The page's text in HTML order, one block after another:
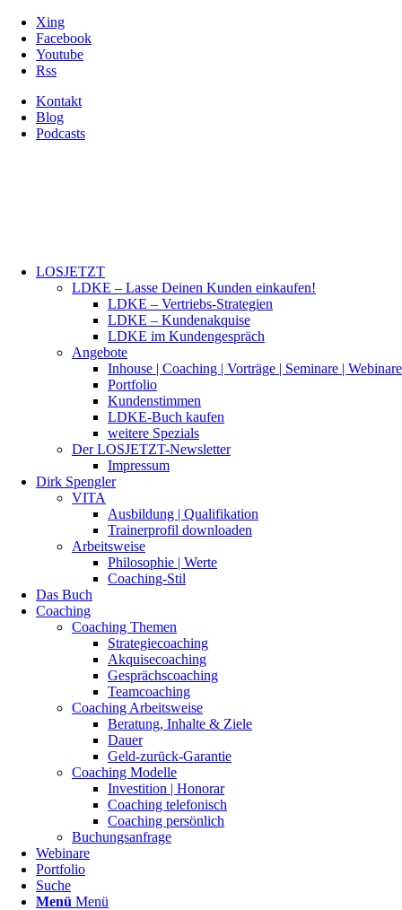
Xing
Facebook
Youtube
Rss
Kontakt
Blog
Podcasts
LOSJETZT
LDKE – Lasse Deinen Kunden einkaufen!
LDKE – Vertriebs-Strategien
LDKE – Kundenakquise
LDKE im Kundengespräch
Angebote
Inhouse | Coaching | Vorträge | Seminare | Webinare
Portfolio
Kundenstimmen
LDKE-Buch kaufen
weitere Spezials
Der LOSJETZT-Newsletter
Impressum
Dirk Spengler
VITA
Ausbildung | Qualifikation
Trainerprofil downloaden
Arbeitsweise
Philosophie | Werte
Coaching-Stil
Das Buch
Coaching
Coaching Themen
Strategiecoaching
Akquisecoaching
Gesprächscoaching
Teamcoaching
Coaching Arbeitsweise
Beratung, Inhalte & Ziele
Dauer
Geld-zurück-Garantie
Coaching Modelle
Investition | Honorar
Coaching telefonisch
Coaching persönlich
Buchungsanfrage
Webinare
Portfolio
Suche
Menü Menü